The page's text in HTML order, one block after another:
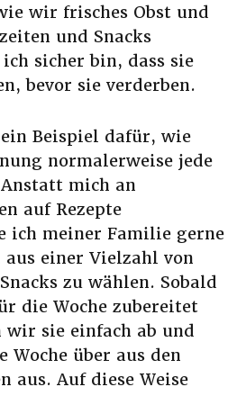
wir frisches Obst und
und Snacks
sicher bin, dass sie
bevor sie verderben.
Beispiel dafür, wie
normalerweise jede
mich an
auf Rezepte
ich meiner Familie gerne
einer Vielzahl von
zu wählen. Sobald
die Woche zubereitet
wir sie einfach ab und
Woche über aus den
aus. Auf diese Weise